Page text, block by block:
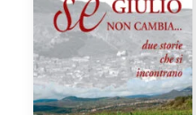
Proposte di pubblicazione
Gangemi Editore